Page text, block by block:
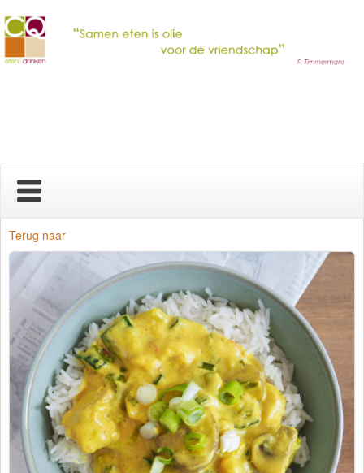
Home
Nieuws
Over ons
Traiteur
Wijn
Contact
Terug naar